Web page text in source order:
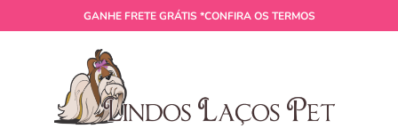
GANHE FRETE GRÁTIS *CONFIRA OS TERMOS